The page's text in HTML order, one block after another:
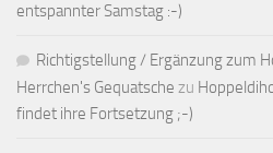
entspannter Samstag :-)
Richtigstellung / Ergänzung zum
Herrchen's Gequatsche zu
findet ihre Fortsetzung ;-)